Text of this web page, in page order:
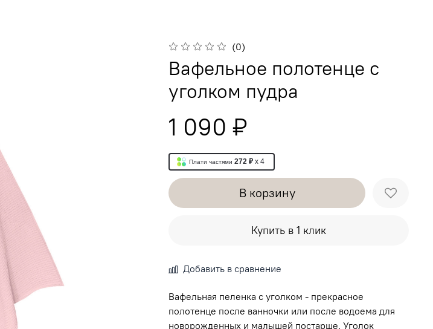
(0)
Вафельное полотенце с
уголком пудра
1 090 ₽
Плати частями 272 ₽ x 4
В корзину
Купить в 1 клик
Добавить в сравнение
Вафельная пеленка с уголком - прекрасное
полотенце после ванночки или после водоема для
новорожденных и малышей постарше. Уголок